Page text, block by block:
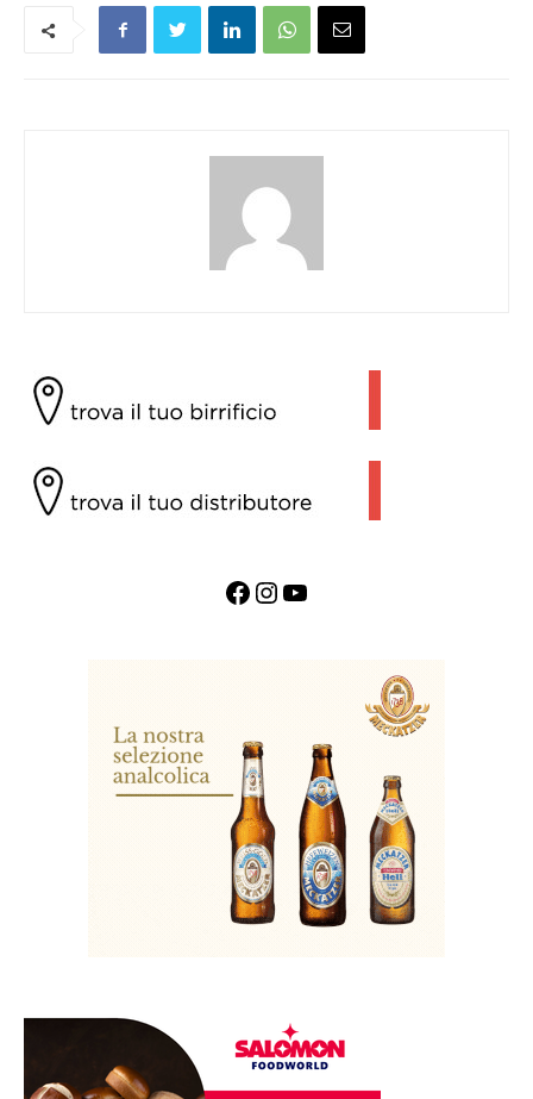
Facebook InstagramYouTube